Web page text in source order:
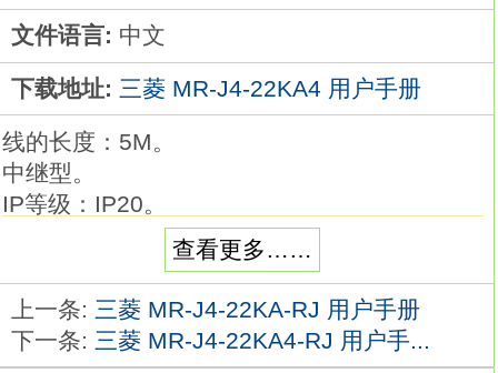
文件语言: 中文
下载地址: 三菱 MR-J4-22KA4 用户手册
线的长度：5M。
中继型。
IP等级：IP20。
弯曲寿命：标准。
编码器用电缆(放大器侧)；用于HF-KP/HF-MP
系列。驱动器：MR-H_ACN系列内置定位功
能。
额定输出：15KW。
查看更多……
上一条: 三菱 MR-J4-22KA-RJ 用户手册
下一条: 三菱 MR-J4-22KA4-RJ 用户手...